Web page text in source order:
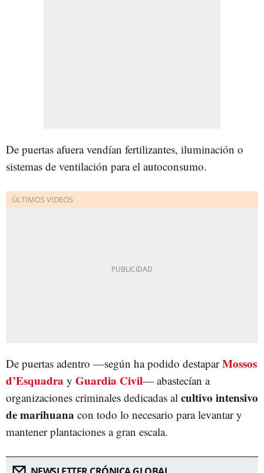
De puertas afuera vendían fertilizantes, iluminación o
sistemas de ventilación para el autoconsumo.
De puertas adentro —según ha podido destapar Mossos
d’Esquadra y Guardia Civil— abastecían a
organizaciones criminales dedicadas al cultivo intensivo
de marihuana con todo lo necesario para levantar y
mantener plantaciones a gran escala.